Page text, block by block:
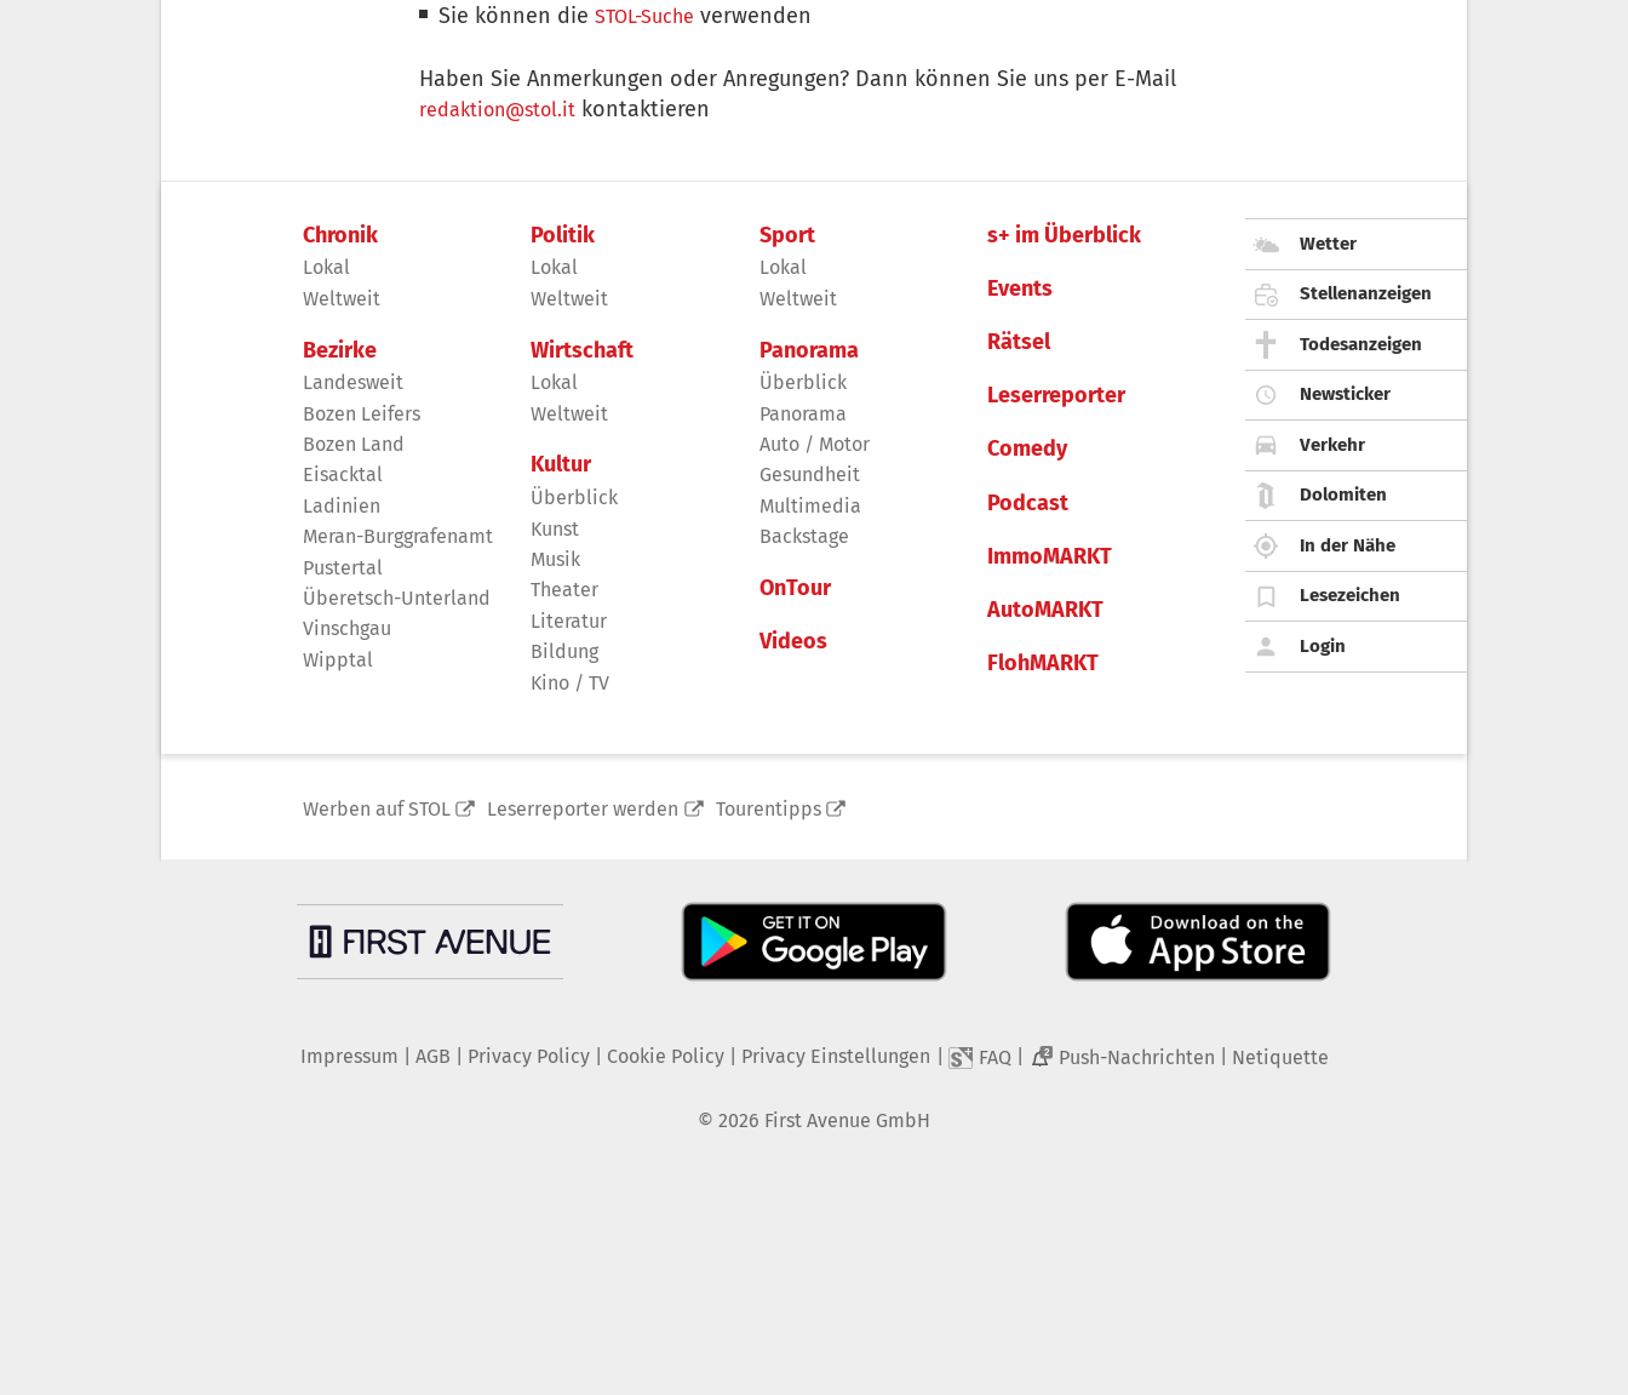
Sie können dieSTOL-Suche verwenden
Haben Sie Anmerkungen oder Anregungen? Dann können Sie uns per E-Mail
redaktion@stol.it kontaktieren
Chronik
Lokal
Weltweit
Bezirke
Landesweit
Bozen Leifers
Bozen Land
Eisacktal
Ladinien
Meran-Burggrafenamt
Pustertal
Überetsch-Unterland
Vinschgau
Wipptal
Politik
Lokal
Weltweit
Wirtschaft
Lokal
Weltweit
Kultur
Überblick
Kunst
Musik
Theater
Literatur
Bildung
Kino / TV
Sport
Lokal
Weltweit
Panorama
Überblick
Panorama
Auto / Motor
Gesundheit
Multimedia
Backstage
OnTour
Videos
s+ im Überblick
Events
Rätsel
Leserreporter
Comedy
Podcast
ImmoMARKT
AutoMARKT
FlohMARKT
Wetter
Stellenanzeigen
Todesanzeigen
Newsticker
Verkehr
Dolomiten
In der Nähe
Lesezeichen
Login
Werben auf STOL Leserreporter werden Tourentipps
Impressum AGB Privacy Policy| Cookie Policy| Privacy Einstellungen FAQ 2 Push-Nachrichten Netiquette
© 2026 First Avenue GmbH